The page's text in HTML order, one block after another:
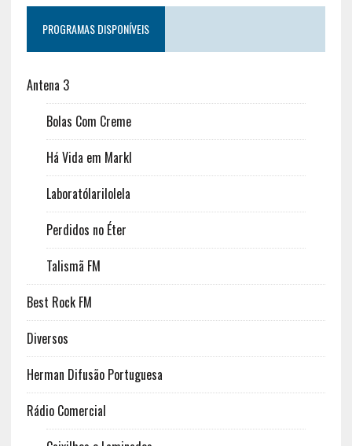
PROGRAMAS DISPONÍVEIS
Antena 3
Bolas Com Creme
Há Vida em Markl
Laboratólarilolela
Perdidos no Éter
Talismã FM
Best Rock FM
Diversos
Herman Difusão Portuguesa
Rádio Comercial